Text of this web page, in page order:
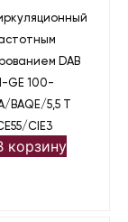
DAB
GE 100-
BAQE/5,5 T
CIE3
корзину